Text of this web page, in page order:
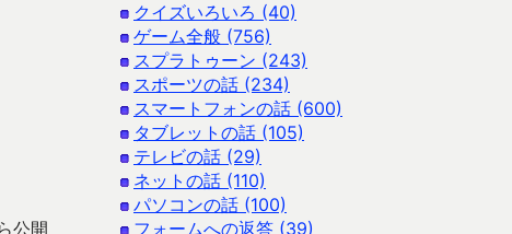
公開
クイズいろいろ (40)
ゲーム全般 (756)
スプラトゥーン (243)
スポーツの話 (234)
スマートフォンの話 (600)
タブレットの話 (105)
テレビの話 (29)
ネットの話 (110)
パソコンの話 (100)
フォームへの返答 (39)